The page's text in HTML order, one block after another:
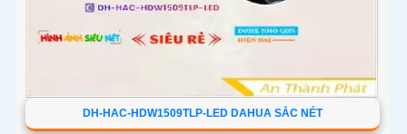
DH-HAC-HDW1509TLP-LED DAHUA SẮC NÉT